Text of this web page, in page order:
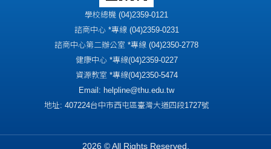
學校總機 (04)2359-0121
諮商中心 *專線 (04)2359-0231
諮商中心第二辦公室 *專線 (04)2350-2778
健康中心 *專線(04)2359-0227
資源教室 *專線(04)2350-5474
Email: helpline@thu.edu.tw
地址: 407224台中市西屯區臺灣大道四段1727號
2026 © All Rights Reserved.